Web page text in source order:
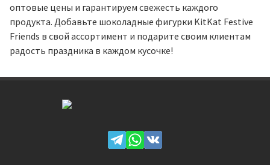
оптовые цены и гарантируем свежесть каждого
продукта. Добавьте шоколадные фигурки KitKat Festive
Friends в свой ассортимент и подарите своим клиентам
радость праздника в каждом кусочке!